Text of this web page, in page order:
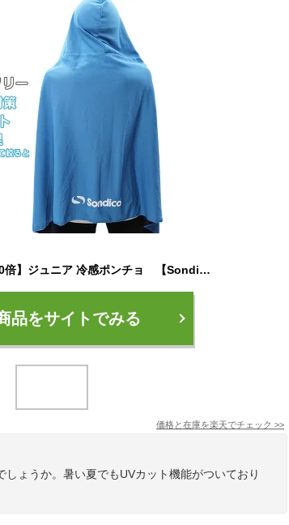
【1/25までポイント10倍】ジュニア 冷感ポンチョ 【Sondico|ソンディコ】サッカーフットサルジュニアウェアー23-e600j
品をサイトでみる
価格と在庫を楽天でチェック >>
ょうか。暑い夏でもUVカット機能がついており